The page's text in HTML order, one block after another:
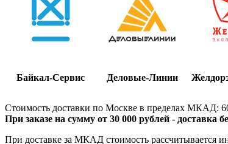
Байкал-Сервис Деловые-Линии
Стоимость доставки по Москве в пределах МКАД:
При заказе на сумму от 30 000 рублей - доставка
При доставке за МКАД стоимость рассчитывается